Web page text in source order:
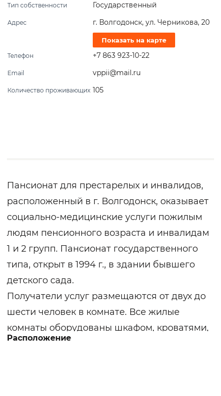
Тип собственности Государственный
Адрес г. Волгодонск, ул. Черникова, 20
Показать на карте
Телефон +7 863 923-10-22
Email vppii@mail.ru
Количество проживающих 105
Пансионат для престарелых и инвалидов,
расположенный в г. Волгодонск, оказывает
социально-медицинские услуги пожилым
людям пенсионного возраста и инвалидам
1 и 2 групп. Пансионат государственного
типа, открыт в 1994 г., в здании бывшего
детского сада.
Получатели услуг размещаются от двух до
шести человек в комнате. Все жилые
комнаты оборудованы шкафом, кроватями,
тумбами. Для создания домашней
Расположение